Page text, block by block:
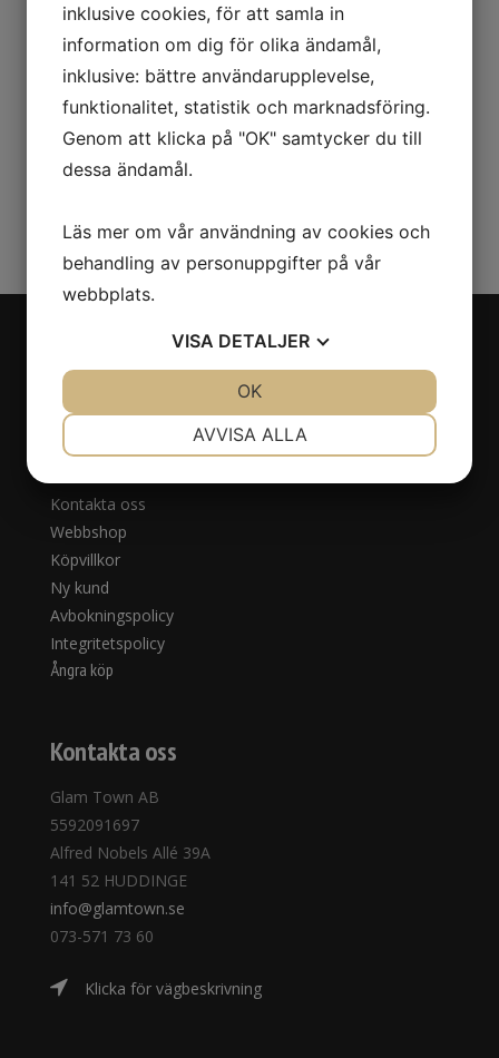
rodnad och irritation finns kvar.
Aktiva ingredienser:
Acetyl tripeptid-1, Omega-3
Navigation
Om oss
Behandlingar
Kontakta oss
Webbshop
Köpvillkor
Ny kund
Avbokningspolicy
Integritetspolicy
Ångra köp
Kontakta oss
Glam Town AB
5592091697
Alfred Nobels Allé 39A
141 52 HUDDINGE
info@glamtown.se
073-571 73 60
Klicka för vägbeskrivning
inklusive cookies, för att samla in
information om dig för olika ändamål,
inklusive: bättre användarupplevelse,
funktionalitet, statistik och marknadsföring.
Genom att klicka på "OK" samtycker du till
dessa ändamål.
Läs mer om vår användning av cookies och
behandling av personuppgifter på vår
webbplats.
VISA DETALJER
MARKNADSFÖRING
AVVISA ALLA
OK